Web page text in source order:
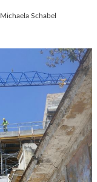
Michaela Schabel